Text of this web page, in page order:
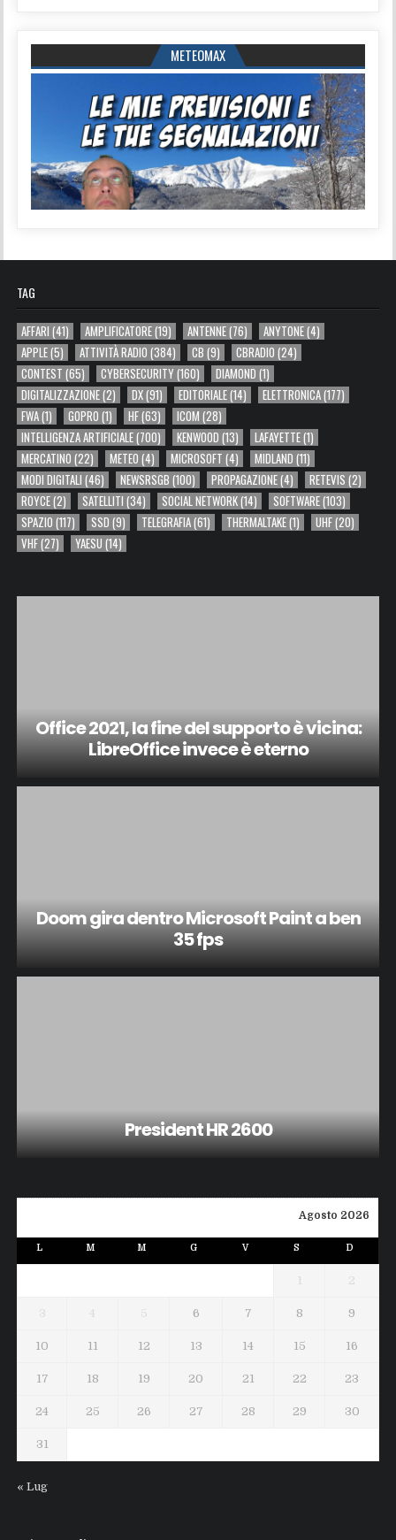
METEOMAX
TAG
AFFARI (41) AMPLIFICATORE(19) ANTENNE(76) ANYTONE(4)
APPLE(5) ATTIVITÀ RADIO (384) CB (9) CBRADIO (24)
CONTEST (65) CYBERSECURITY(160) DIAMOND (1)
DIGITALIZZAZIONE(2) DX(91) EDITORIALE(14) ELETTRONICA(177)
FWA(1) GOPRO (1) HF(63) ICOM (28)
INTELLIGENZA ARTIFICIALE(700) KENWOOD (13) LAFAYETTE(1)
MERCATINO (22) METEO (4) MICROSOFT (4) MIDLAND (11)
MODI DIGITALI (46) NEWSRSGB (100) PROPAGAZIONE(4) RETEVIS (2)
ROYCE(2) SATELLITI (34) SOCIAL NETWORK(14) SOFTWARE(103)
SPAZIO (117) SSD (9) TELEGRAFIA(61) THERMALTAKE(1) UHF(20)
VHF(27) YAESU (14)
Office 2021, la fine del supporto è vicina:
LibreOffice invece è eterno
Doom gira dentro Microsoft Paint a ben
35 fps
President HR 2600
Agosto 2026
L M M G V S D
1 2
3 4 5 6 7 8 9
10 11 12 13 14 15 16
17 18 19 20 21 22 23
24 25 26 27 28 29 30
31
« Lug